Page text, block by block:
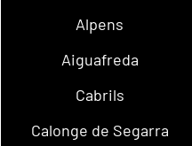
Alpens
Aiguafreda
Cabrils
Calonge de Segarra